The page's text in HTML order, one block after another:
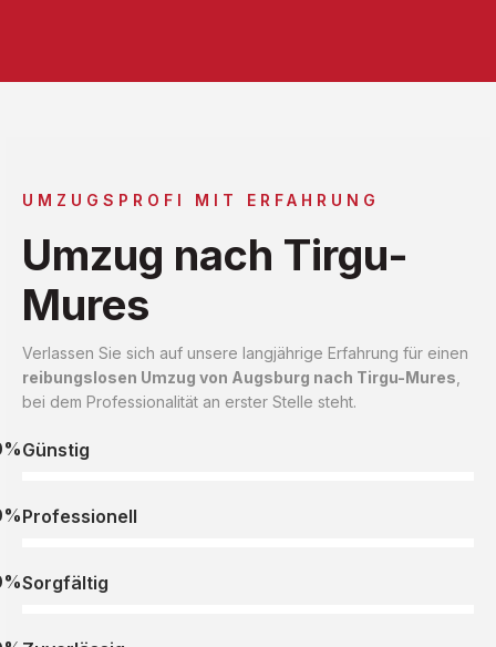
UMZUGSPROFI MIT ERFAHRUNG
Umzug nach Tirgu-
Mures
Verlassen Sie sich auf unsere langjährige Erfahrung für einen
reibungslosen Umzug von Augsburg nach Tirgu-Mures
bei dem Professionalität an erster Stelle steht.
Günstig
Professionell
Sorgfältig